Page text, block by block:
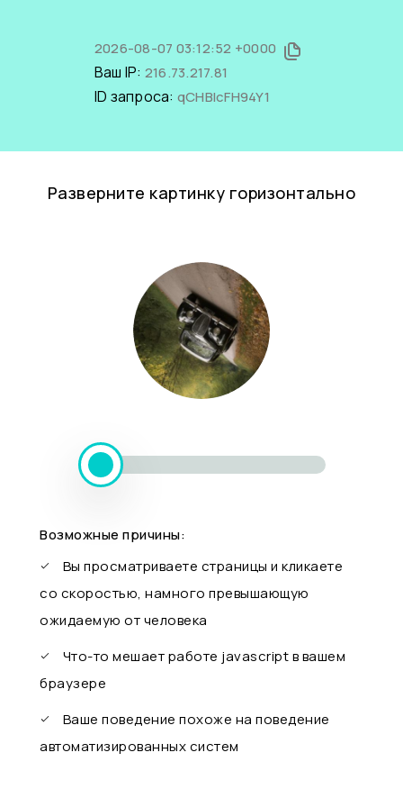
2026-08-07 03:12:52 +0000
Ваш IP: 216.73.217.81
ID запроса: qCHBlcFH94Y1
Разверните картинку горизонтально
Возможные причины:
Вы просматриваете страницы и кликаете
со скоростью, намного превышающую
ожидаемую от человека
Что-то мешает работе javascript в вашем
браузере
Ваше поведение похоже на поведение
автоматизированных систем